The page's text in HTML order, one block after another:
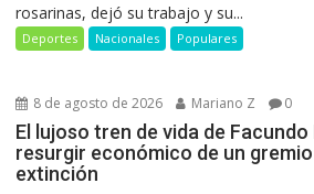
rosarinas, dejó su trabajo y su...
Deportes Nacionales Populares
8 de agosto de 2026 Mariano Z 0
El lujoso tren de vida de
resurgir económico de un
extinción